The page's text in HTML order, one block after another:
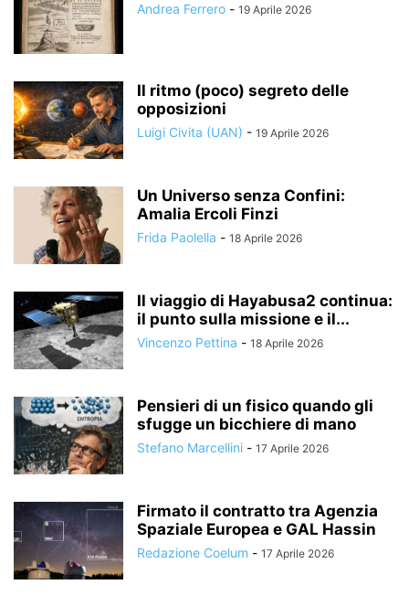
Andrea Ferrero - 19 Aprile 2026
Il ritmo (poco) segreto delle
opposizioni
Luigi Civita (UAN) - 19 Aprile 2026
Un Universo senza Confini:
Amalia Ercoli Finzi
Frida Paolella - 18 Aprile 2026
Il viaggio di Hayabusa2 continua:
il punto sulla missione e il...
Vincenzo Pettina - 18 Aprile 2026
Pensieri di un fisico quando gli
sfugge un bicchiere di mano
Stefano Marcellini - 17 Aprile 2026
Firmato il contratto tra Agenzia
Spaziale Europea e GAL Hassin
Redazione Coelum - 17 Aprile 2026